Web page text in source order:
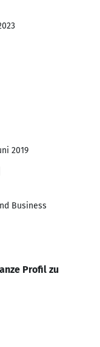
2019
Business
Profil zu